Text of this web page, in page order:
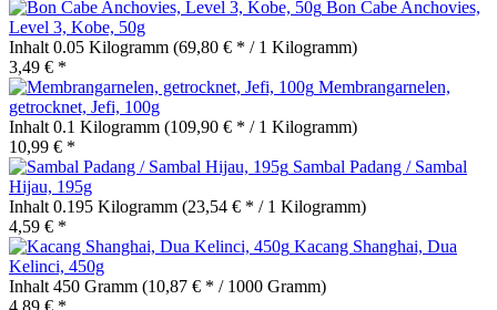
Bon Cabe Anchovies,
Level 3, Kobe, 50g
Inhalt 0.05 Kilogramm (69,80 € * / 1 Kilogramm)
3,49 € *
Membrangarnelen,
getrocknet, Jefi, 100g
Inhalt 0.1 Kilogramm (109,90 € * / 1 Kilogramm)
10,99 € *
Sambal Padang / Sambal
Hijau, 195g
Inhalt 0.195 Kilogramm (23,54 € * / 1 Kilogramm)
4,59 € *
Kacang Shanghai, Dua
Kelinci, 450g
Inhalt 450 Gramm (10,87 € * / 1000 Gramm)
4,89 € *